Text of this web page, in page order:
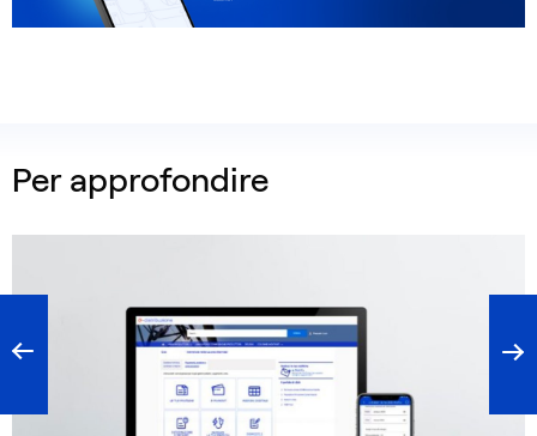
Per approfondire